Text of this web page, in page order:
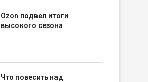
Ozon подвел итоги
высокого сезона
Что повесить над